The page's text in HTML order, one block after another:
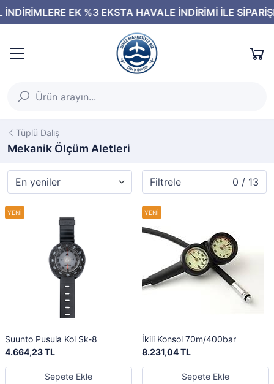
Tüplü Dalış
Mekanik Ölçüm Aletleri
Filtrele 0 / 13
Suunto Pusula Kol Sk-8
4.664,23 TL
Sepete Ekle
İkili Konsol 70m/400bar
8.231,04 TL
Sepete Ekle